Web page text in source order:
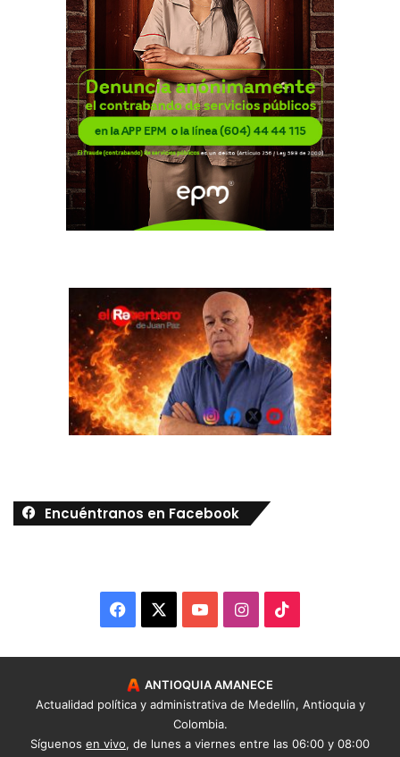
Encuéntranos en Facebook
Facebook YouTubeInstagram
ANTIOQUIA AMANECE
Actualidad política y administrativa de Medellín, Antioquia y
Colombia.
Síguenos en vivo, de lunes a viernes entre las 06:00 y 08:00